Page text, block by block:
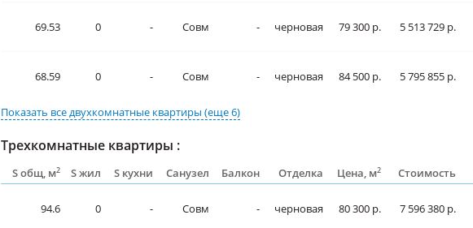
69.53 0 - Совм - черновая 79 300 р. 5 513 729 р.
68.59 0 - Совм - черновая 84 500 р. 5 795 855 р.
Показать вседвухкомнатные квартиры (еще 6)
Трехкомнатные квартиры :
S общ, м2 S жил S кухни Санузел Балкон Отделка Цена, м2 Стоимость
94.6 0 - Совм - черновая 80 300 р. 7 596 380 р.